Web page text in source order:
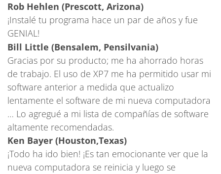
Rob Hehlen (Prescott, Arizona)
¡Instalé tu programa hace un par de años y fue
GENIAL!
Bill Little (Bensalem, Pensilvania)
Gracias por su producto; me ha ahorrado horas
de trabajo. El uso de XP7 me ha permitido usar mi
software anterior a medida que actualizo
lentamente el software de mi nueva computadora
… Lo agregué a mi lista de compañías de software
altamente recomendadas.
Ken Bayer (Houston,Texas)
¡Todo ha ido bien! ¡Es tan emocionante ver que la
nueva computadora se reinicia y luego se